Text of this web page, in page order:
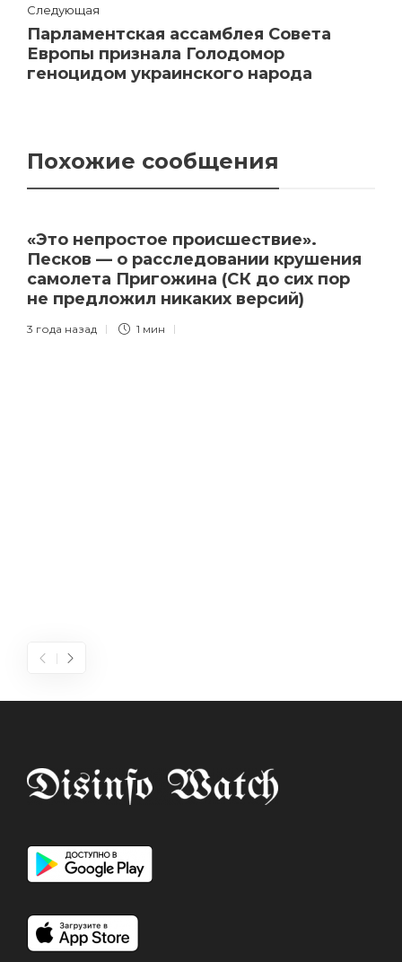
Следующая
Парламентская ассамблея Совета
Европы признала Голодомор
геноцидом украинского народа
Похожие сообщения
«Это непростое происшествие».
Песков — о расследовании крушения
самолета Пригожина (СК до сих пор
не предложил никаких версий)
3 года назад 1 мин